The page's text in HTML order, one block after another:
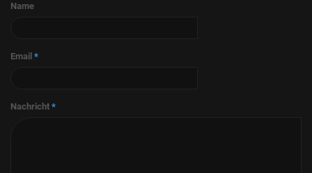
Name
Email *
Nachricht *